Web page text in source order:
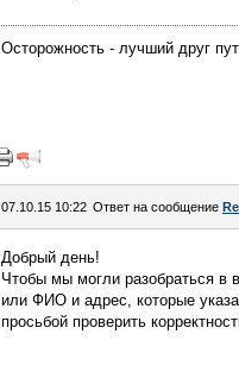
Осторожность - лучший друг
07.10.15 10:22 Ответ на сообщение
Добрый день!
Чтобы мы могли разобраться в
или ФИО и адрес, которые
просьбой проверить